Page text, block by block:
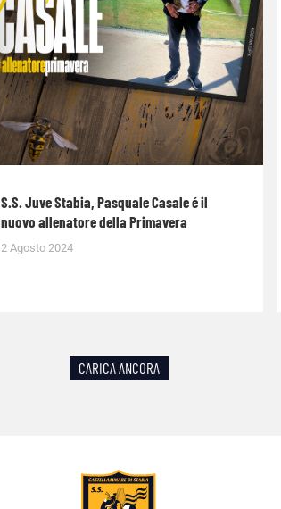
S.S. Juve Stabia, Pasquale Casale é il
nuovo allenatore della Primavera
2 Agosto 2024
CARICA ANCORA